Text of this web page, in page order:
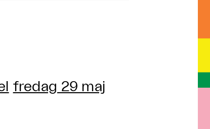
fredag 29 maj